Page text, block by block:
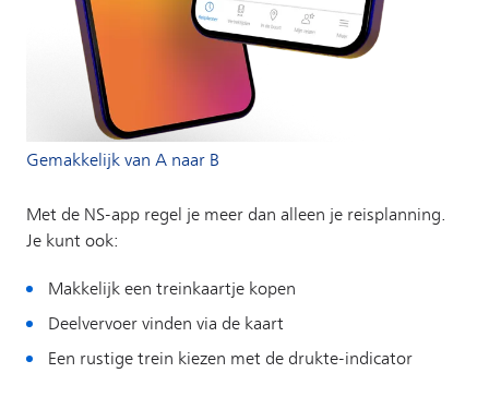
Gemakkelijk van A naar B